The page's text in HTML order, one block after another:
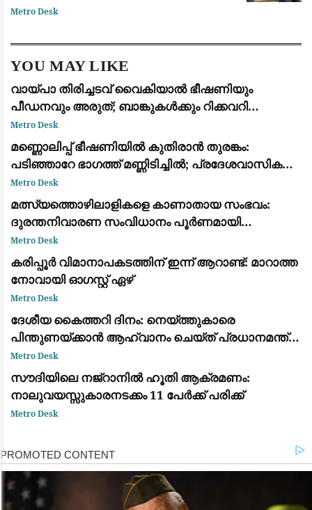
നാലുവയസ്സുകാരൻ ഉൾപ്പെടെ 11 പേർക്ക്
Metro Desk
YOU MAY LIKE
വായ്പാ തിരിച്ചടവ് വൈകിയാൽ ഭീഷണിയും
പീഡനവും അരുത്; ബാങ്കുകൾക്കും റിക്കവറി
ഏജൻസികൾക്കും കർശന നിയന്ത്രണങ്ങളുമായി
ആർ.ബി.ഐ
Metro Desk
മണ്ണൊലിപ്പ് ഭീഷണിയിൽ കുതിരാൻ തുരങ്കം:
പടിഞ്ഞാറേ ഭാഗത്ത് മണ്ണിടിച്ചിൽ; പ്രദേശവാസികളും
യാത്രക്കാരും ആശങ്കയിൽ
Metro Desk
മത്സ്യത്തൊഴിലാളികളെ കാണാതായ സംഭവം:
ദുരന്തനിവാരണ സംവിധാനം പൂർണമായി
പരാജയപ്പെട്ടു; കടുത്ത വിമർശനവുമായി ഫാ. യൂജിൻ
പെരേര
Metro Desk
കരിപ്പൂർ വിമാനാപകടത്തിന് ഇന്ന് ആറാണ്ട്: മാറാത്ത
നോവായി ഓഗസ്റ്റ് ഏഴ്
Metro Desk
ദേശീയ കൈത്തറി ദിനം: നെയ്ത്തുകാരെ
പിന്തുണയ്ക്കാൻ ആഹ്വാനം ചെയ്ത് പ്രധാനമന്ത്രി
നരേന്ദ്ര മോദി
Metro Desk
സൗദിയിലെ നജ്‌റാനിൽ ഹൂതി ആക്രമണം:
നാലുവയസ്സുകാരനടക്കം 11 പേർക്ക് പരിക്ക്
Metro Desk